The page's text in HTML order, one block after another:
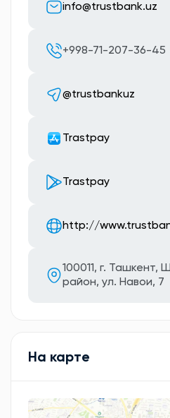
info@trustbank.uz
+998-71-207-36-45
@trustbankuz
Trastpay
Trastpay
http://
100011, г. Ташкент,
район, ул. Навои, 7
На карте